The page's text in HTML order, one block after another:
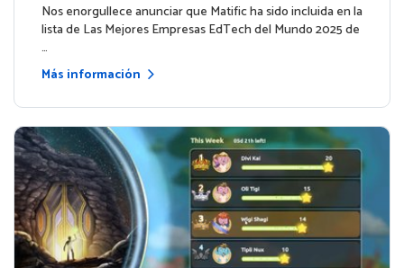
Nos enorgullece anunciar que Matific ha sido incluida en la
lista de Las Mejores Empresas EdTech del Mundo 2025 de
…
Más información